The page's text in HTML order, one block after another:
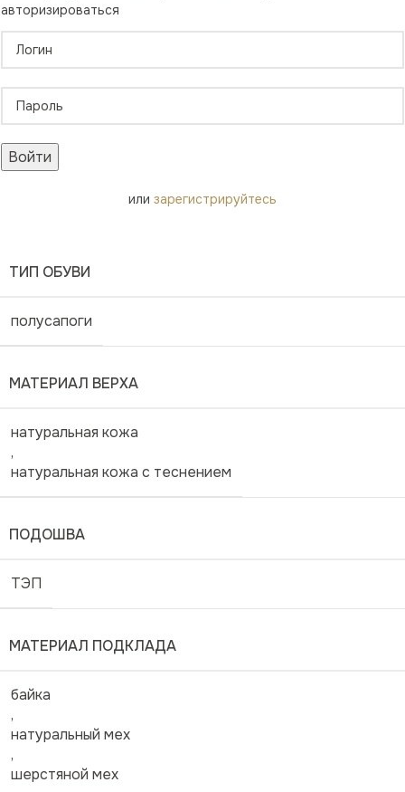
авторизироваться
Войти
или зарегистрируйтесь
ТИП ОБУВИ
полусапоги
МАТЕРИАЛ ВЕРХА
натуральная кожа
,
натуральная кожа с теснением
ПОДОШВА
ТЭП
МАТЕРИАЛ ПОДКЛАДА
байка
,
натуральный мех
,
шерстяной мех